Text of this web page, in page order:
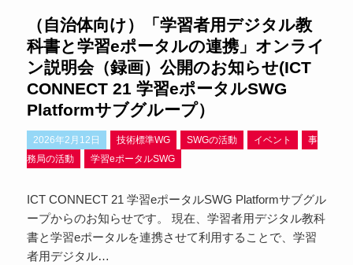
（自治体向け）「学習者用デジタル教
科書と学習eポータルの連携」オンライ
ン説明会（録画）公開のお知らせ(ICT
CONNECT 21 学習eポータルSWG
Platformサブグループ）
2026年2月12日 技術標準WG SWGの活動 イベント
事
務局の活動
学習eポータルSWG
ICT CONNECT 21 学習eポータルSWG Platformサブグル
ープからのお知らせです。 現在、学習者用デジタル教科
書と学習eポータルを連携させて利用することで、学習
者用デジタル…